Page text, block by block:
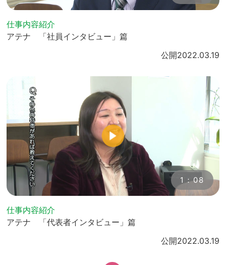
仕事内容紹介
アテナ 「社員インタビュー」篇
公開2022.03.19
1：08
仕事内容紹介
アテナ 「代表者インタビュー」篇
公開2022.03.19